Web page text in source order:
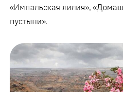
«Импальская лилия»,
пустыни».